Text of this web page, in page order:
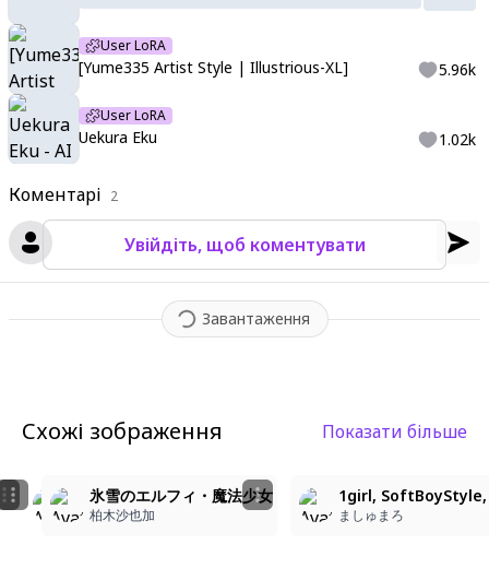
Коментарі 2
Увійдіть, щоб коментувати
Завантаження
User LoRA
[Yume335 Artist Style | Illustrious-XL] 5.96k
User LoRA
Uekura Eku 1.02k
Схожі зображення Показати більше
8k, masterpiece, delicate illustration, flat color,
あや
Momo🍨
はるも
氷雪のエルフィ・魔法少女
柏木沙也加
1girl,
ましゅまろ